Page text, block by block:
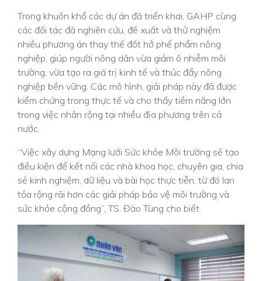
Trong khuôn khổ các dự án đã triển khai, GAHP cùng
các đối tác đã nghiên cứu, đề xuất và thử nghiệm
nhiều phương án thay thế đốt hở phế phẩm nông
nghiệp, giúp người nông dân vừa giảm ô nhiễm môi
trường, vừa tạo ra giá trị kinh tế và thúc đẩy nông
nghiệp bền vững. Các mô hình, giải pháp này đã được
kiểm chứng trong thực tế và cho thấy tiềm năng lớn
trong việc nhân rộng tại nhiều địa phương trên cả
nước.
“Việc xây dựng Mạng lưới Sức khỏe Môi trường sẽ tạo
điều kiện để kết nối các nhà khoa học, chuyên gia, chia
sẻ kinh nghiệm, dữ liệu và bài học thực tiễn, từ đó lan
tỏa rộng rãi hơn các giải pháp bảo vệ môi trường và
sức khỏe cộng đồng”, TS. Đào Tùng cho biết.